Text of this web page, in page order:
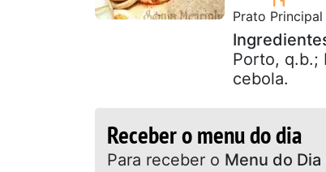
Prato Principal
Porto, q.b.;
cebola.
Receber o menu do dia
Para receber o Menu do Dia